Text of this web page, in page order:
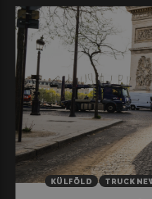
KÜLFÖLD TRUCK